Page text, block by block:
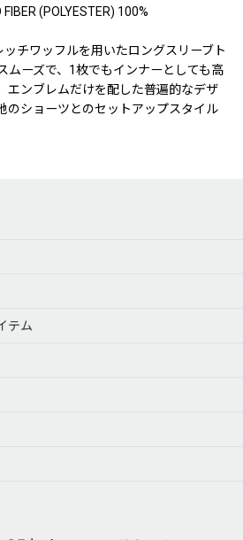
(POLYESTER) 100%
チワッフルを用いたロングスリーブト
ムーズで、1枚でもインナーとしても高
エンブレムだけを配した普遍的なデザ
のショーツとのセットアップスタイル
テム